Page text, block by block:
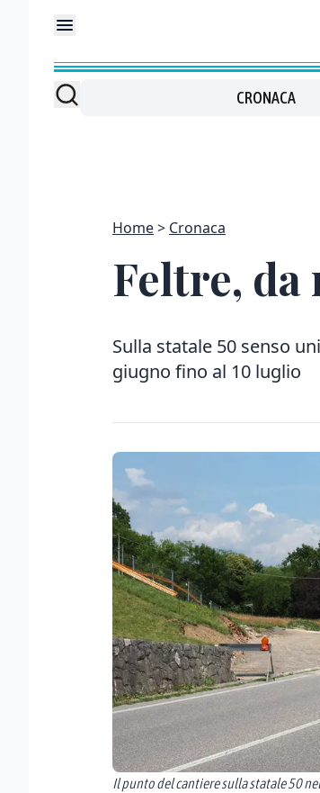
CRONACA
Home Cronaca
Feltre,
Sulla statale 50 senso
giugno fino al 10 luglio
Il punto del cantiere sulla statale 50